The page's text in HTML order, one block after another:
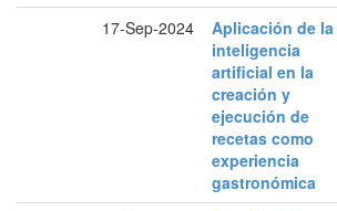
17-Sep-2024
Aplicación de la
inteligencia
artificial en la
creación y
ejecución de
recetas como
experiencia
gastronómica